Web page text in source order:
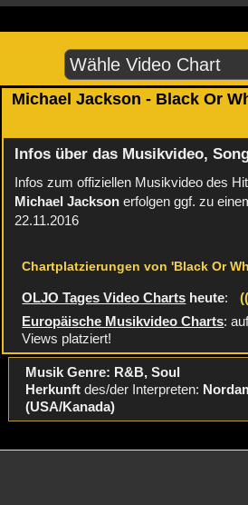
Michael Jackson - Black Or
Infos über das Musikvideo,
Infos zum offiziellen Musikvideo des
Michael Jacksonerfolgen ggf. zu
22.11.2016
Chartplatzierungen von 'Black Or
OLJO Tages Video Charts heute:
Europäische Musikvideo Charts:
Views platziert!
Musik Genre: R&B, Soul
Herkunftdes/der Interpreten:
(USA/Kanada)